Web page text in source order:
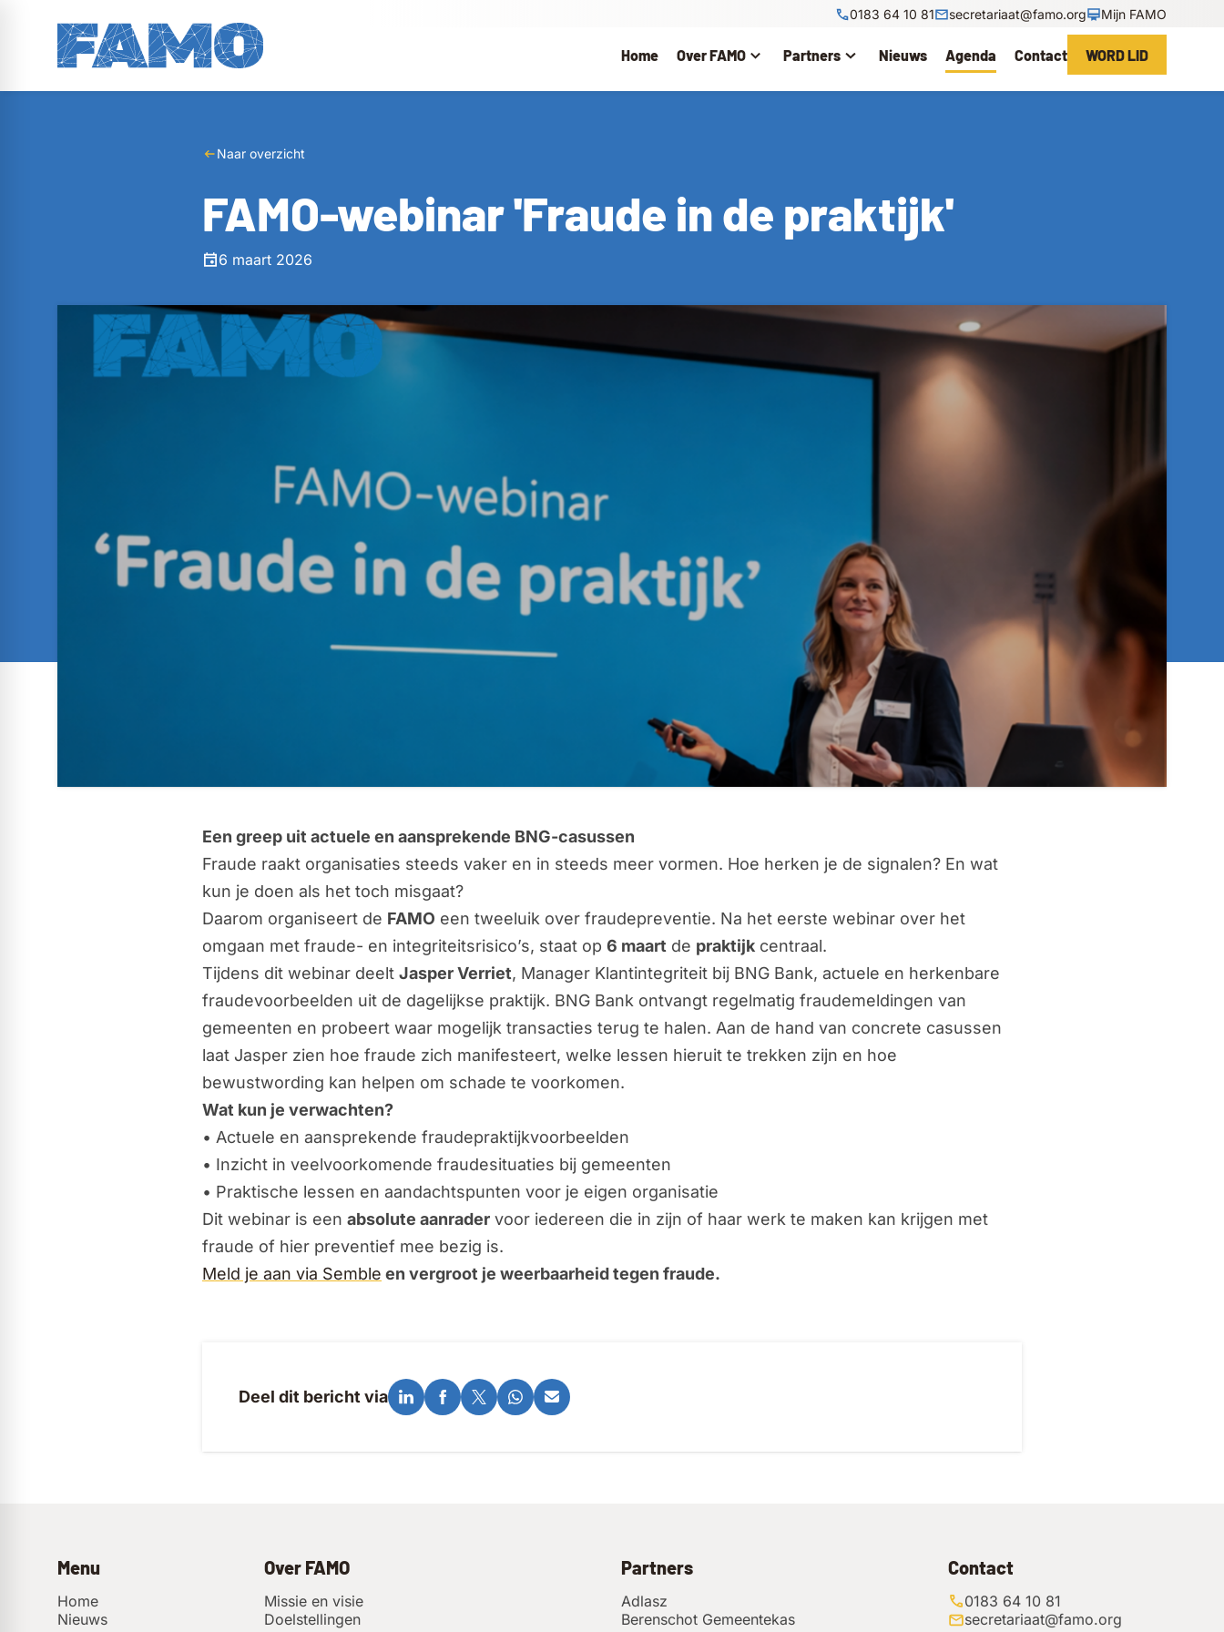
Home Over FAMO Partners Nieuws Agenda Contact WORD LID
0183 64 10 81 secretariaat@famo.org Mijn FAMO
Naar overzicht
FAMO-webinar 'Fraude in de praktijk'
6 maart 2026
Een greep uit actuele en aansprekende BNG-casussen
Fraude raakt organisaties steeds vaker en in steeds meer vormen. Hoe herken je de signalen? En wat
kun je doen als het toch misgaat?
Daarom organiseert de FAMO een tweeluik over fraudepreventie. Na het eerste webinar over het
omgaan met fraude- en integriteitsrisico’s, staat op 6 maart de praktijk centraal.
Tijdens dit webinar deelt Jasper Verriet, Manager Klantintegriteit bij BNG Bank, actuele en herkenbare
fraudevoorbeelden uit de dagelijkse praktijk. BNG Bank ontvangt regelmatig fraudemeldingen van
gemeenten en probeert waar mogelijk transacties terug te halen. Aan de hand van concrete casussen
laat Jasper zien hoe fraude zich manifesteert, welke lessen hieruit te trekken zijn en hoe
bewustwording kan helpen om schade te voorkomen.
Wat kun je verwachten?
• Actuele en aansprekende fraudepraktijkvoorbeelden
• Inzicht in veelvoorkomende fraudesituaties bij gemeenten
• Praktische lessen en aandachtspunten voor je eigen organisatie
Dit webinar is een absolute aanrader voor iedereen die in zijn of haar werk te maken kan krijgen met
fraude of hier preventief mee bezig is.
Meld je aan via Semble en vergroot je weerbaarheid tegen fraude.
Deel dit bericht via
Menu
Home
Nieuws
Over FAMO
Missie en visie
Doelstellingen
Partners
Adlasz
Berenschot Gemeentekas
Contact
0183 64 10 81
secretariaat@famo.org